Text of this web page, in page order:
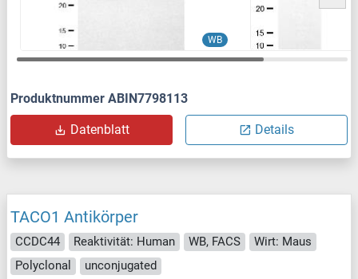
WB
Produktnummer ABIN7798113
Datenblatt Details
TACO1 Antikörper
CCDC44 Reaktivität: Human WB, FACS
Wirt: Maus
Polyclonal
unconjugated